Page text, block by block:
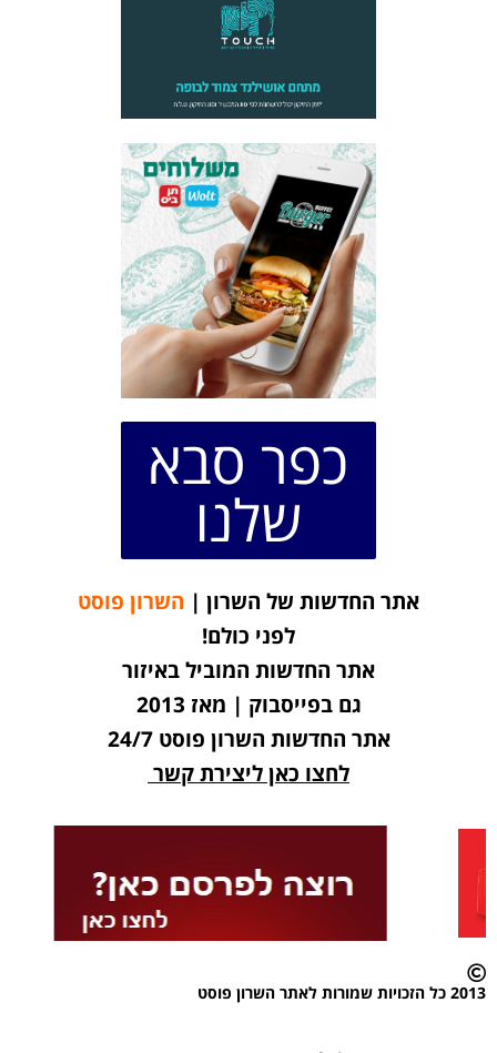
כפר סבא
שלנו
אתר החדשות של השרון | השרון פוסט
לפני כולם!
אתר החדשות המוביל באיזור
גם בפייסבוק | מאז 2013
אתר החדשות השרון פוסט 24/7
לחצו כאן ליצירת קשר
2013 כל הזכויות שמורות לאתר השרון פוסט